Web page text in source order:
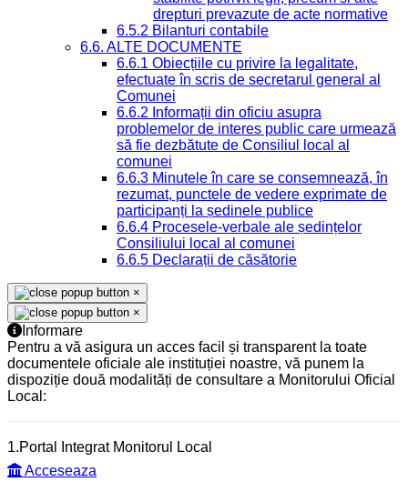
drepturi prevazute de acte normative
6.5.2 Bilanturi contabile
6.6. ALTE DOCUMENTE
6.6.1 Obiecțiile cu privire la legalitate,
efectuate în scris de secretarul general al
Comunei
6.6.2 Informații din oficiu asupra
problemelor de interes public care urmează
să fie dezbătute de Consiliul local al
comunei
6.6.3 Minutele în care se consemnează, în
rezumat, punctele de vedere exprimate de
participanți la ședinele publice
6.6.4 Procesele-verbale ale ședințelor
Consiliului local al comunei
6.6.5 Declarații de căsătorie
×
×
Informare
Pentru a vă asigura un acces facil și transparent la toate
documentele oficiale ale instituției noastre, vă punem la
dispoziție două modalități de consultare a Monitorului Oficial
Local:
1.Portal Integrat Monitorul Local
Acceseaza